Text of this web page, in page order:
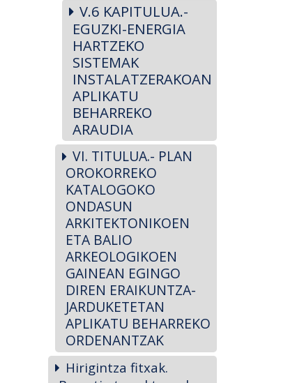
V.6 KAPITULUA.-
EGUZKI-ENERGIA
HARTZEKO
SISTEMAK
INSTALATZERAKOAN
APLIKATU
BEHARREKO
ARAUDIA
VI. TITULUA.- PLAN
OROKORREKO
KATALOGOKO
ONDASUN
ARKITEKTONIKOEN
ETA BALIO
ARKEOLOGIKOEN
GAINEAN EGINGO
DIREN ERAIKUNTZA-
JARDUKETETAN
APLIKATU BEHARREKO
ORDENANTZAK
Hirigintza fitxak.